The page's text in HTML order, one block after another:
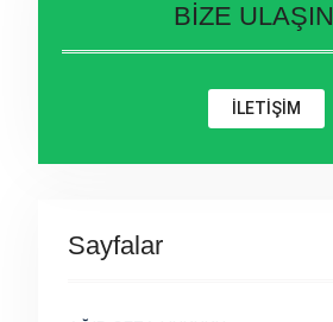
BİZE ULAŞIN
İLETİŞİM
Sayfalar